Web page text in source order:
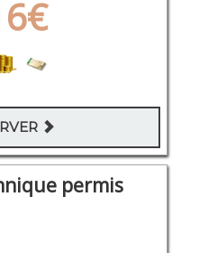
permis